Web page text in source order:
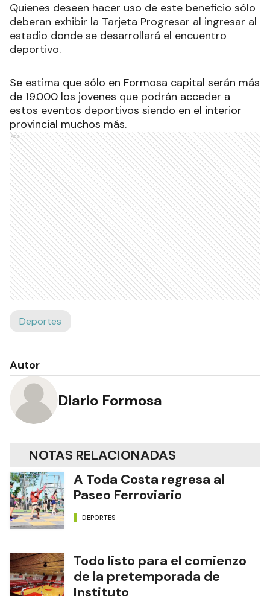
Quienes deseen hacer uso de este beneficio sólo
deberan exhibir la Tarjeta Progresar al ingresar al
estadio donde se desarrollará el encuentro
deportivo.
Se estima que sólo en Formosa capital serán más
de 19.000 los jovenes que podrán acceder a
estos eventos deportivos siendo en el interior
provincial muchos más.
Ads
Deportes
Autor
Diario Formosa
NOTAS RELACIONADAS
A Toda Costa regresa al
Paseo Ferroviario
DEPORTES
Todo listo para el comienzo
de la pretemporada de
Instituto